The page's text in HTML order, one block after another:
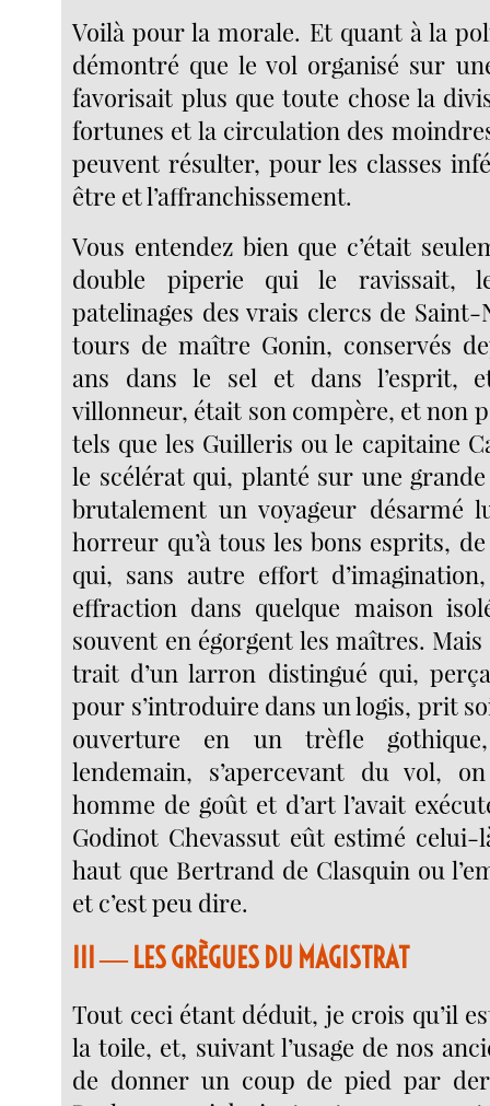
Voilà pour la morale. Et quant à la
démontré que le vol organisé sur
favorisait plus que toute chose la
fortunes et la circulation des
peuvent résulter, pour les classes
être et l’affranchissement.
Vous entendez bien que c’était
double piperie qui le ravissait,
patelinages des vrais clercs de Saint-
tours de maître Gonin, conservés
ans dans le sel et dans l’esprit,
villonneur, était son compère, et non
tels que les Guilleris ou le capitaine
le scélérat qui, planté sur une
brutalement un voyageur désarmé
horreur qu’à tous les bons esprits,
qui, sans autre effort
effraction dans quelque maison
souvent en égorgent les maîtres.
trait d’un larron distingué qui,
pour s’introduire dans un logis, prit
ouverture en un trèfle
lendemain, s’apercevant du vol,
homme de goût et d’art l’avait
Godinot Chevassut eût estimé celui-
haut que Bertrand de Clasquin ou
et c’est peu dire.
III ― LES GRÈGUES DU MAGISTRAT
Tout ceci étant déduit, je crois qu’il
la toile, et, suivant l’usage de nos
de donner un coup de pied par